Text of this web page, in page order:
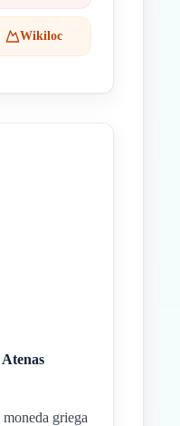
Wikiloc
griega